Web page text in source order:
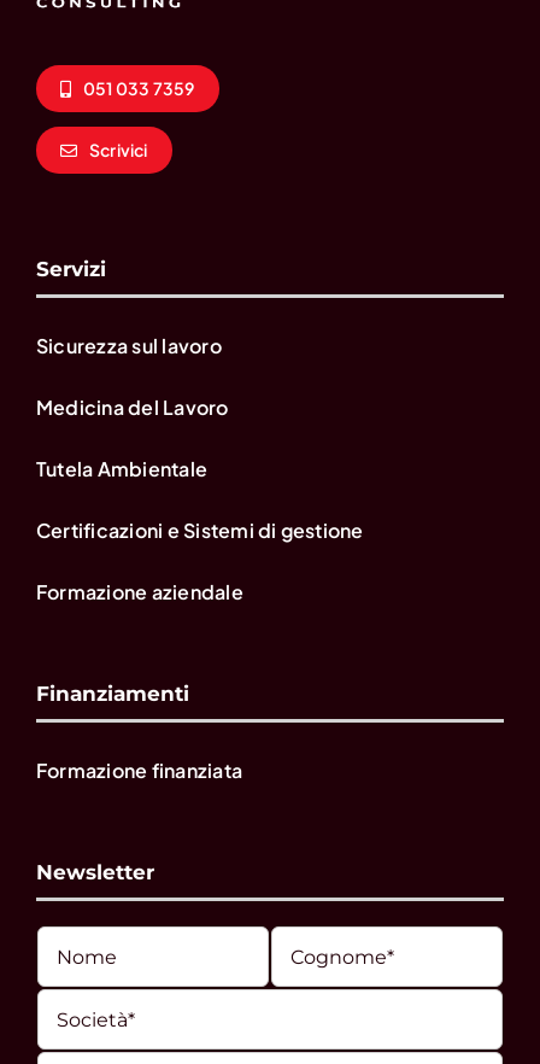
051 033 7359
Scrivici
Servizi
Sicurezza sul lavoro
Medicina del Lavoro
Tutela Ambientale
Certificazioni e Sistemi di gestione
Formazione aziendale
Finanziamenti
Formazione finanziata
Newsletter